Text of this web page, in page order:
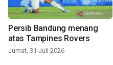
Persib Bandung menang
atas Tampines Rovers
Jumat, 31 Juli 2026